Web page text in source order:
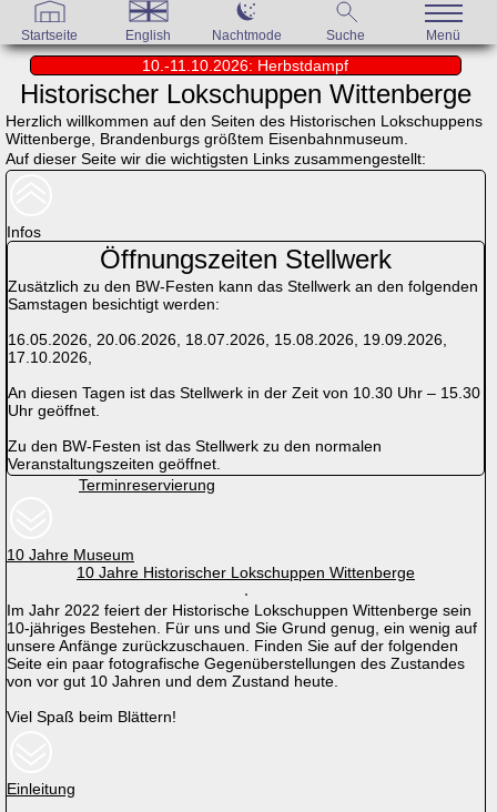
Startseite English Nachtmode Suche Menü
10.-11.10.2026: Herbstdampf
Historischer Lokschuppen Wittenberge
Herzlich willkommen auf den Seiten des Historischen Lokschuppens
Wittenberge, Brandenburgs größtem Eisenbahnmuseum.
Auf dieser Seite wir die wichtigsten Links zusammengestellt:
Infos
Öffnungszeiten Stellwerk
Zusätzlich zu den BW-Festen kann das Stellwerk an den folgenden
Samstagen besichtigt werden:
16.05.2026, 20.06.2026, 18.07.2026, 15.08.2026, 19.09.2026,
17.10.2026,
An diesen Tagen ist das Stellwerk in der Zeit von 10.30 Uhr – 15.30
Uhr geöffnet.
Zu den BW-Festen ist das Stellwerk zu den normalen
Veranstaltungszeiten geöffnet.
Terminreservierung
10 Jahre Museum
10 Jahre Historischer Lokschuppen Wittenberge
Im Jahr 2022 feiert der Historische Lokschuppen Wittenberge sein
10-jähriges Bestehen. Für uns und Sie Grund genug, ein wenig auf
unsere Anfänge zurückzuschauen. Finden Sie auf der folgenden
Seite ein paar fotografische Gegenüberstellungen des Zustandes
von vor gut 10 Jahren und dem Zustand heute.
Viel Spaß beim Blättern!
Einleitung